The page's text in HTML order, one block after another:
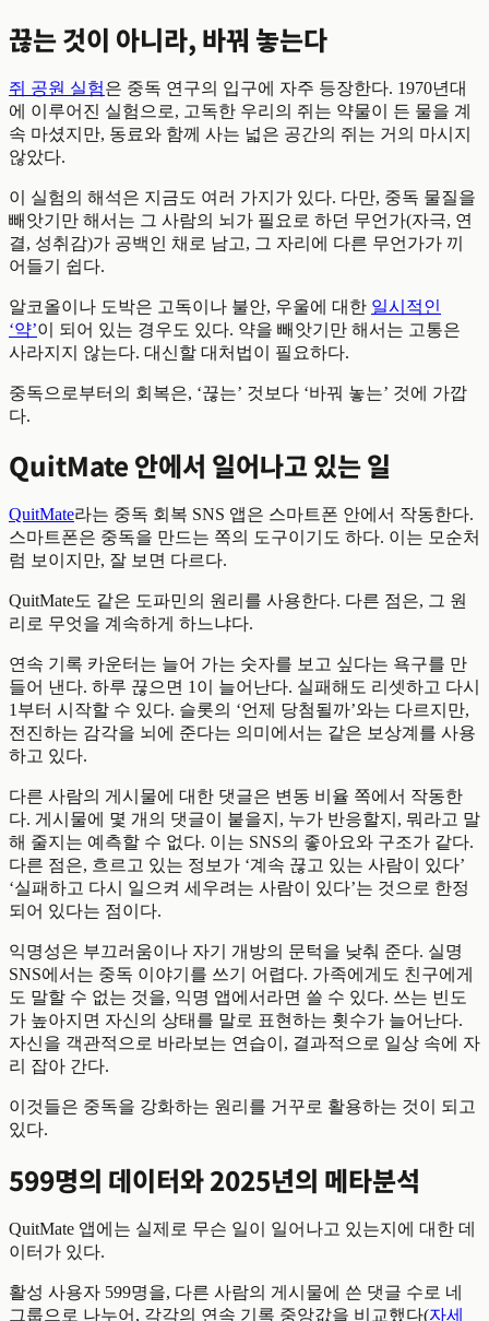
끊는 것이 아니라, 바꿔 놓는다
쥐 공원 실험은 중독 연구의 입구에 자주 등장한다. 1970년대
에 이루어진 실험으로, 고독한 우리의 쥐는 약물이 든 물을 계
속 마셨지만, 동료와 함께 사는 넓은 공간의 쥐는 거의 마시지
않았다.
이 실험의 해석은 지금도 여러 가지가 있다. 다만, 중독 물질을
빼앗기만 해서는 그 사람의 뇌가 필요로 하던 무언가(자극, 연
결, 성취감)가 공백인 채로 남고, 그 자리에 다른 무언가가 끼
어들기 쉽다.
알코올이나 도박은 고독이나 불안, 우울에 대한 일시적인
‘약’이 되어 있는 경우도 있다. 약을 빼앗기만 해서는 고통은
사라지지 않는다. 대신할 대처법이 필요하다.
중독으로부터의 회복은, ‘끊는’ 것보다 ‘바꿔 놓는’ 것에 가깝
다.
QuitMate 안에서 일어나고 있는 일
QuitMate라는 중독 회복 SNS 앱은 스마트폰 안에서 작동한다.
스마트폰은 중독을 만드는 쪽의 도구이기도 하다. 이는 모순처
럼 보이지만, 잘 보면 다르다.
QuitMate도 같은 도파민의 원리를 사용한다. 다른 점은, 그 원
리로 무엇을 계속하게 하느냐다.
연속 기록 카운터는 늘어 가는 숫자를 보고 싶다는 욕구를 만
들어 낸다. 하루 끊으면 1이 늘어난다. 실패해도 리셋하고 다시
1부터 시작할 수 있다. 슬롯의 ‘언제 당첨될까’와는 다르지만,
전진하는 감각을 뇌에 준다는 의미에서는 같은 보상계를 사용
하고 있다.
다른 사람의 게시물에 대한 댓글은 변동 비율 쪽에서 작동한
다. 게시물에 몇 개의 댓글이 붙을지, 누가 반응할지, 뭐라고 말
해 줄지는 예측할 수 없다. 이는 SNS의 좋아요와 구조가 같다.
다른 점은, 흐르고 있는 정보가 ‘계속 끊고 있는 사람이 있다’
‘실패하고 다시 일으켜 세우려는 사람이 있다’는 것으로 한정
되어 있다는 점이다.
익명성은 부끄러움이나 자기 개방의 문턱을 낮춰 준다. 실명
SNS에서는 중독 이야기를 쓰기 어렵다. 가족에게도 친구에게
도 말할 수 없는 것을, 익명 앱에서라면 쓸 수 있다. 쓰는 빈도
가 높아지면 자신의 상태를 말로 표현하는 횟수가 늘어난다.
자신을 객관적으로 바라보는 연습이, 결과적으로 일상 속에 자
리 잡아 간다.
이것들은 중독을 강화하는 원리를 거꾸로 활용하는 것이 되고
있다.
599명의 데이터와 2025년의 메타분석
QuitMate 앱에는 실제로 무슨 일이 일어나고 있는지에 대한 데
이터가 있다.
활성 사용자 599명을, 다른 사람의 게시물에 쓴 댓글 수로 네
그룹으로 나누어, 각각의 연속 기록 중앙값을 비교했다(자세